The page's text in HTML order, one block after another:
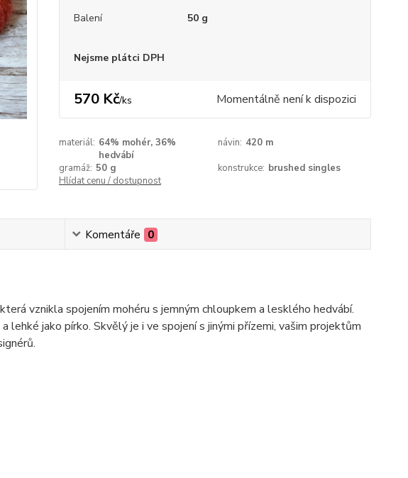
Balení 50 g
Nejsme plátci DPH
570 Kč/ks Momentálně není k dispozici
materiál: 64% mohér, 36%
hedvábí
návin: 420 m
gramáž: 50 g konstrukce: brushed singles
Hlídat cenu / dostupnost
Komentáře 0
vznikla spojením mohéru s jemným chloupkem a lesklého hedvábí.
lehké jako pírko. Skvělý je i ve spojení s jinými přízemi, vašim projektům